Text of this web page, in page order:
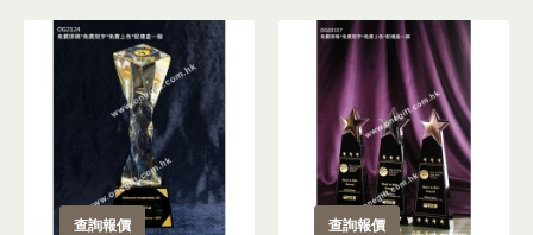
查詢報價 查詢報價